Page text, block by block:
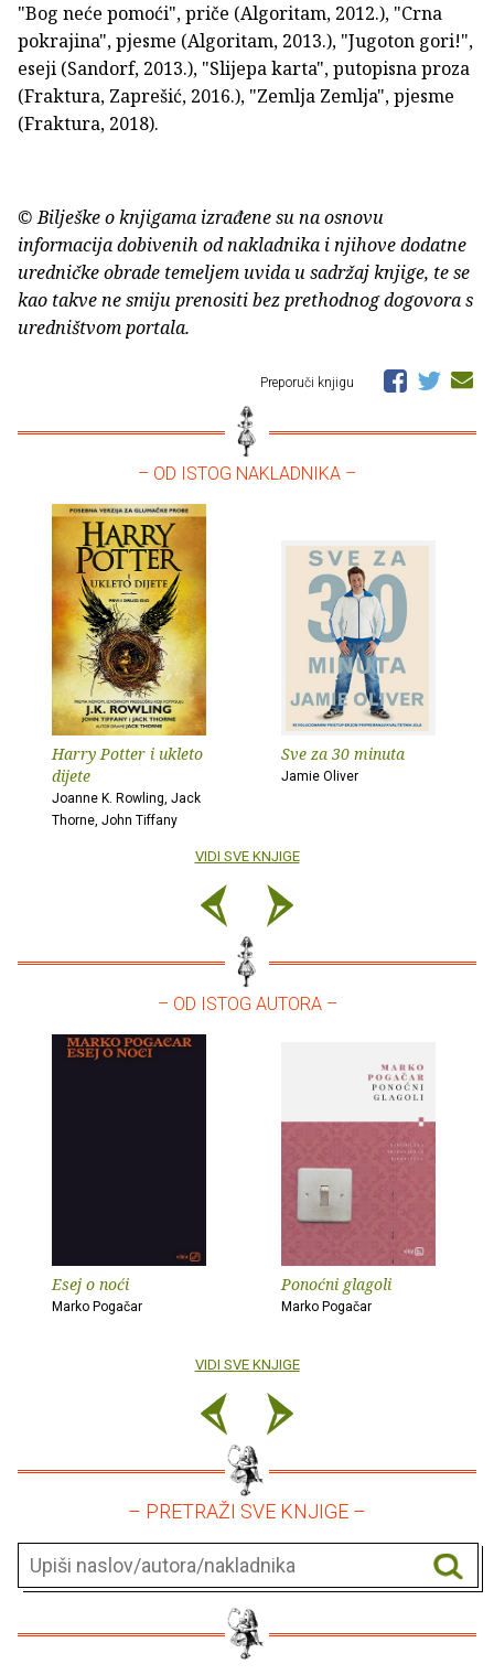
"Bog neće pomoći", priče (Algoritam, 2012.), "Crna
pokrajina", pjesme (Algoritam, 2013.), "Jugoton gori!",
eseji (Sandorf, 2013.), "Slijepa karta", putopisna proza
(Fraktura, Zaprešić, 2016.), "Zemlja Zemlja", pjesme
(Fraktura, 2018).
© Bilješke o knjigama izrađene su na osnovu
informacija dobivenih od nakladnika i njihove dodatne
uredničke obrade temeljem uvida u sadržaj knjige, te se
kao takve ne smiju prenositi bez prethodnog dogovora s
uredništvom portala.
Preporuči knjigu
– OD ISTOG NAKLADNIKA –
Harry Potter i ukleto
dijete
Joanne K. Rowling, Jack
Thorne, John Tiffany
Sve za 30 minuta
Jamie Oliver
VIDI SVE KNJIGE
– OD ISTOG AUTORA –
Esej o noći
Marko Pogačar
Ponoćni glagoli
Marko Pogačar
VIDI SVE KNJIGE
– PRETRAŽI SVE KNJIGE –